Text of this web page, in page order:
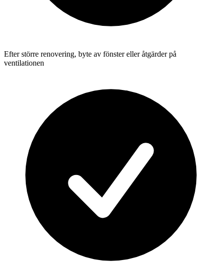
Efter större renovering, byte av fönster eller åtgärder på
ventilationen